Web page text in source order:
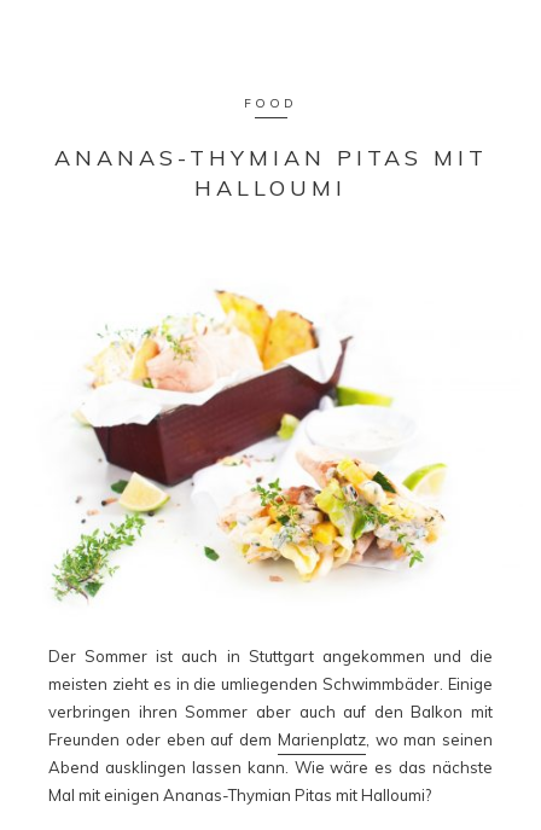
FOOD
ANANAS-THYMIAN PITAS MIT
HALLOUMI
Der Sommer ist auch in Stuttgart angekommen und die
meisten zieht es in die umliegenden Schwimmbäder. Einige
verbringen ihren Sommer aber auch auf den Balkon mit
Freunden oder eben auf dem Marienplatz, wo man seinen
Abend ausklingen lassen kann. Wie wäre es das nächste
Mal mit einigen Ananas-Thymian Pitas mit Halloumi?